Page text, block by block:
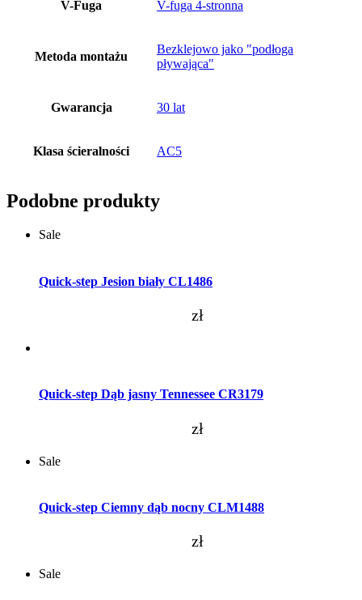
V-Fuga V-fuga 4-stronna
Metoda montażu
Bezklejowo jako "podłoga
pływająca"
Gwarancja 30 lat
Klasa ścieralności AC5
Podobne produkty
Sale
Quick-step Jesion biały CL1486
zł
Quick-step Dąb jasny Tennessee CR3179
zł
Sale
Quick-step Ciemny dąb nocny CLM1488
zł
Sale